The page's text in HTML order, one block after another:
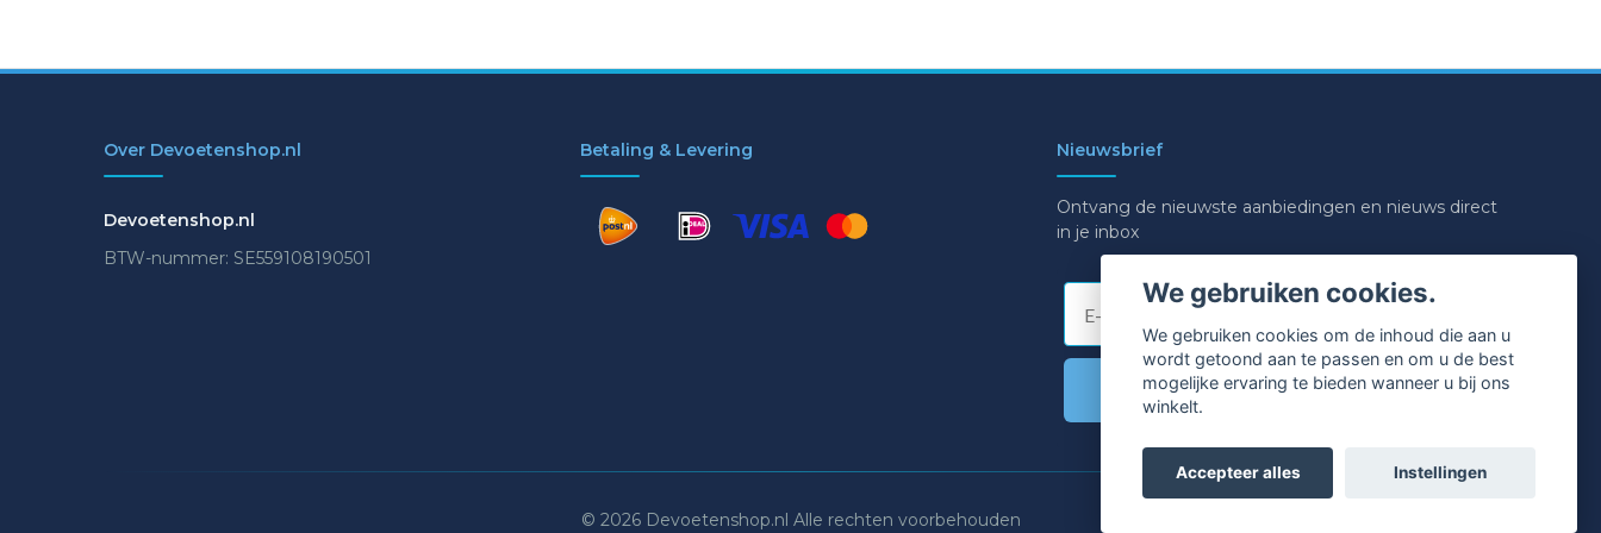
Over Devoetenshop.nl
Devoetenshop.nl
BTW-nummer: SE559108190501
Betaling & Levering Nieuwsbrief
Ontvang de nieuwste aanbiedingen en nieuws direct
in je inbox
E-mail
Ja graag!
© 2026 Devoetenshop.nl Alle rechten voorbehouden
We gebruiken cookies.
We gebruiken cookies om de inhoud die aan u
wordt getoond aan te passen en om u de best
mogelijke ervaring te bieden wanneer u bij ons
winkelt.
Accepteer alles Instellingen